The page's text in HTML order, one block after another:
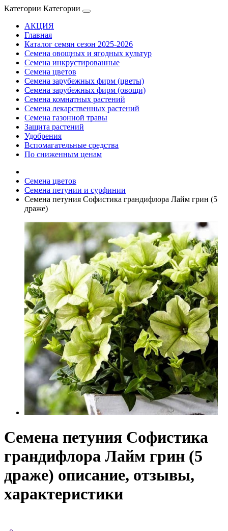
Категории Категории
АКЦИЯ
Главная
Каталог семян сезон 2025-2026
Семена овощных и ягодных культур
Семена инкрустированные
Семена цветов
Семена зарубежных фирм (цветы)
Семена зарубежных фирм (овощи)
Семена комнатных растений
Семена лекарственных растений
Семена газонной травы
Защита растений
Удобрения
Вспомагательные средства
По сниженным ценам
Семена цветов
Семена петунии и сурфинии
Семена петуния Софистика грандифлора Лайм грин (5
драже)
Семена петуния Софистика
грандифлора Лайм грин (5
драже) описание, отзывы,
характеристики